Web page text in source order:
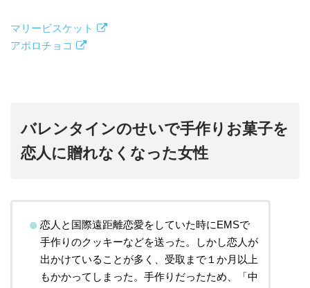
マリービスケット
アポロチョコ
バレンタインのせいで手作りお菓子を
恋人に贈れなくなった女性
恋人と国際遠距離恋愛をしていた時にEMSで
手作りのクッキーなどを送った。しかし恋人が
出かけていることが多く、受取まで１か月以上
もかかってしまった。手作りだったため、「中